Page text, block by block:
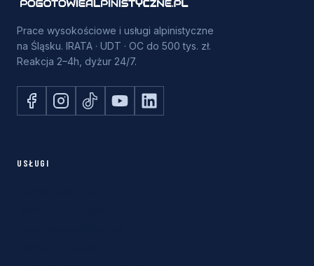
o
w
y
c
Prace wysokościowe i usługi alpinistyczne
na Śląsku. IRATA · UDT · OC do 500 tys. zł.
Reakcja 2–4h, dyżur 24/7.
USŁUGI